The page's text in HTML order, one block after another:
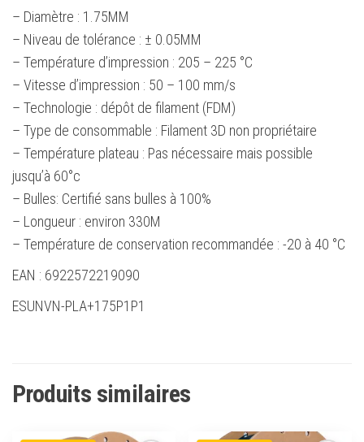
– Diamètre : 1.75MM
– Niveau de tolérance : ± 0.05MM
– Température d’impression : 205 – 225 °C
– Vitesse d’impression : 50 – 100 mm/s
– Technologie : dépôt de filament (FDM)
– Type de consommable : Filament 3D non propriétaire
– Température plateau : Pas nécessaire mais possible
jusqu’à 60°c
– Bulles: Certifié sans bulles à 100%
– Longueur : environ 330M
– Température de conservation recommandée : -20 à 40 °C
EAN : 6922572219090
ESUNVN-PLA+175P1P1
Produits similaires